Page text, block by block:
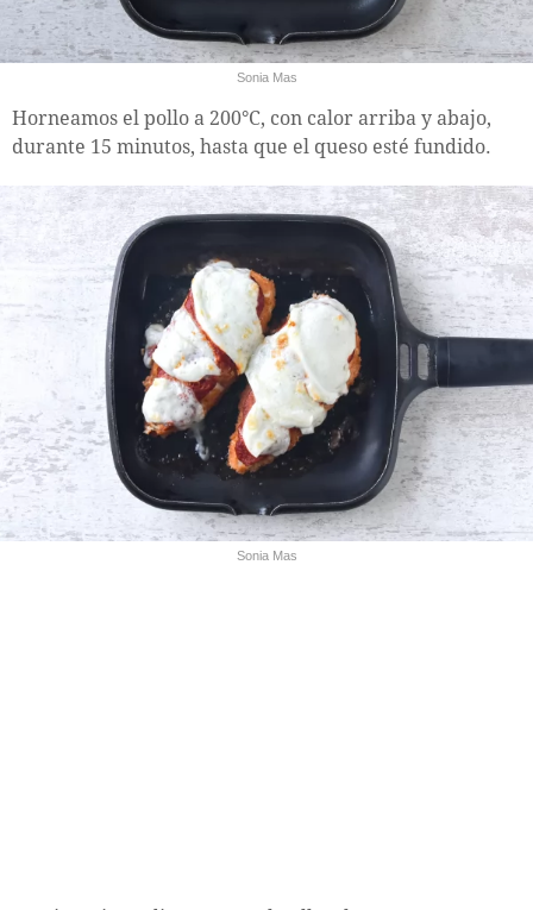
Sonia Mas
Horneamos el pollo a 200°C, con calor arriba y abajo,
durante 15 minutos, hasta que el queso esté fundido.
Sonia Mas